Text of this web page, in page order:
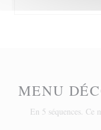
MENU
En 5 séquences. Ce